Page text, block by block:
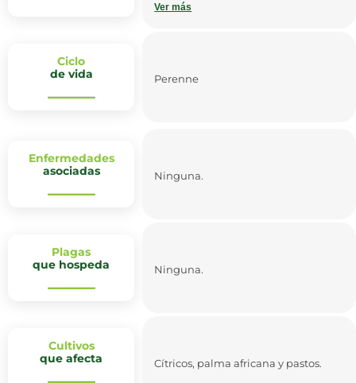
con una baja mortalidad y por su
No es tóxica.
Ver más
Ciclo
de vida
Perenne
Enfermedades
asociadas
Ninguna.
Plagas
que hospeda
Ninguna.
Cultivos
que afecta
Cítricos, palma africana y pastos.